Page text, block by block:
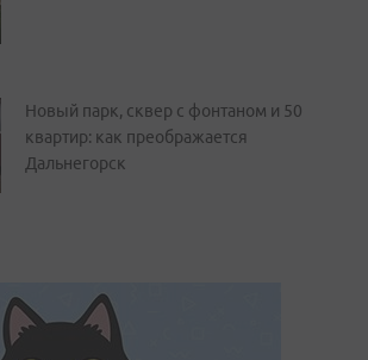
Новый парк, сквер с фонтаном и 50
квартир: как преображается
Дальнегорск